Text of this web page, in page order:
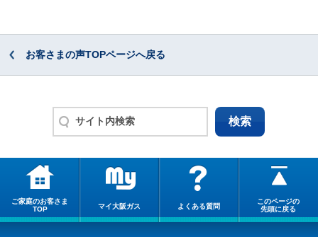
お客さまの声TOPページへ戻る
ご家庭のお客さま
TOP
マイ大阪ガス よくある質問
このページの
先頭に戻る